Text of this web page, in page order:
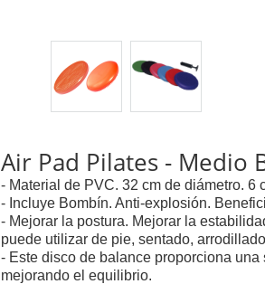
Air Pad Pilates - Medio
- Material de PVC. 32 cm de diámetro. 6
- Incluye Bombín. Anti-explosión.
- Mejorar la postura. Mejorar la
puede utilizar de pie, sentado,
- Este disco de balance proporciona
mejorando el equilibrio.